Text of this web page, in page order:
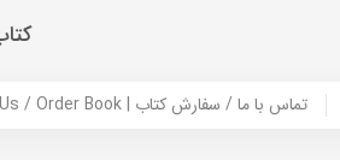
Contact Us / Order Book | تماس با ما / سفارش کتاب